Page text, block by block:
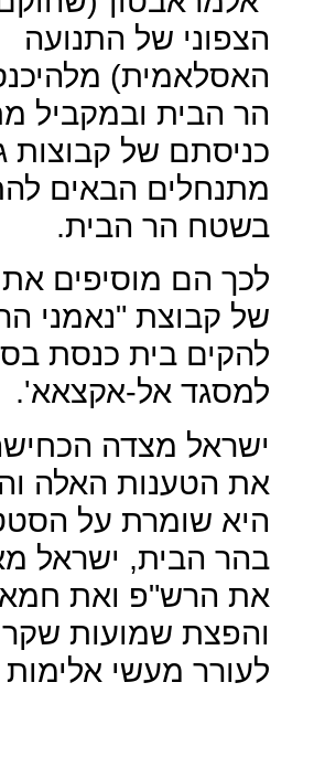
הצפוני של התנועה
האסלאמית)
הר הבית ובמקביל
כניסתם של קבוצות
מתנחלים הבאים
בשטח הר הבית.
לכך הם מוסיפים
של קבוצת "נאמני
להקים בית כנסת
למסגד אל-אקצאא'.
ישראל מצדה
את הטענות האלה
היא שומרת על
בהר הבית, ישראל
את הרש"פ ואת
והפצת שמועות
לעורר מעשי אלימות